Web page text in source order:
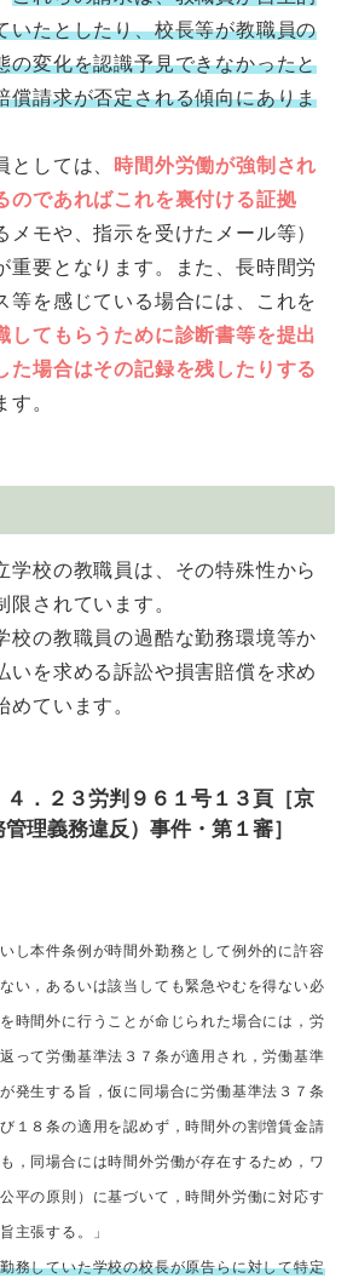
いたとしたり、校長等が教職員の
の変化を認識予見できなかったと
償請求が否定される傾向にありま
としては、
時間外労働が強制され
のであればこれを裏付ける証拠
メモや、指示を受けたメール等）
重要となります。また、長時間労
等を感じている場合には、これを
してもらうために診断書等を提出
た場合はその記録を残したりする
す。
学校の教職員は、その特殊性から
限されています。
校の教職員の過酷な勤務環境等か
いを求める訴訟や損害賠償を求め
めています。
．２３労判９６１号１３頁［京
理義務違反）事件・第１審］
し本件条例が時間外勤務として例外的に許容
い，あるいは該当しても緊急やむを得ない必
時間外に行うことが命じられた場合には，労
って労働基準法３７条が適用され，労働基準
発生する旨，仮に同場合に労働基準法３７条
１８条の適用を認めず，時間外の割増賃金請
，同場合には時間外労働が存在するため，ワ
平の原則）に基づいて，時間外労働に対応す
主張する。」
務していた学校の校長が原告らに対して特定